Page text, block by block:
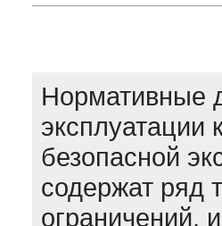
Нормативные
эксплуатации
безопасной
содержат ряд
ограничений,